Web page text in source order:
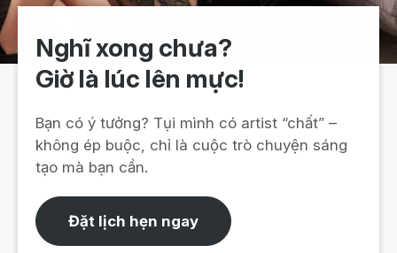
Nghĩ xong chưa?
Giờ là lúc lên mực!
Bạn có ý tưởng? Tụi mình có artist “chất” –
không ép buộc, chỉ là cuộc trò chuyện sáng
tạo mà bạn cần.
Đặt lịch hẹn ngay